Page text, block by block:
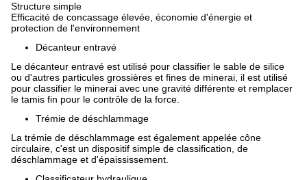
Structure simple
Efficacité de concassage élevée, économie d'énergie et
protection de l'environnement
Décanteur entravé
Le décanteur entravé est utilisé pour classifier le sable de silice
ou d'autres particules grossières et fines de minerai, il est utilisé
pour classifier le minerai avec une gravité différente et remplacer
le tamis fin pour le contrôle de la force.
Trémie de déschlammage
La trémie de déschlammage est également appelée cône
circulaire, c'est un dispositif simple de classification, de
déschlammage et d'épaississement.